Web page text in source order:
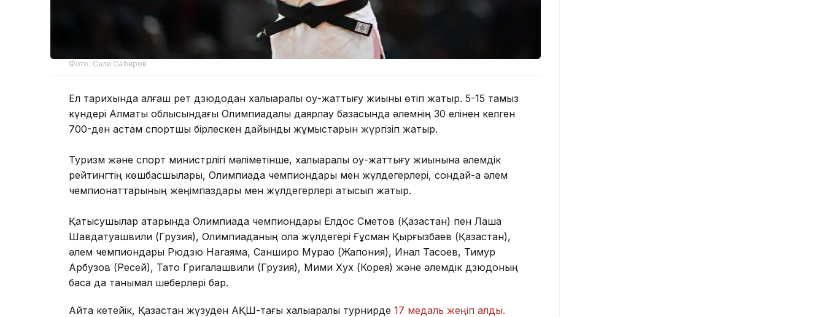
Фото: Сали Сабиров
Ел тарихында алғаш рет дзюдодан халықаралық оқу-жаттығу жиыны өтіп жатыр. 5-15 тамыз
күндері Алматы облысындағы Олимпиадалық даярлау базасында әлемнің 30 елінен келген
700-ден астам спортшы бірлескен дайындық жұмыстарын жүргізіп жатыр.
Туризм және спорт министрлігі мәліметінше, халықаралық оқу-жаттығу жиынына әлемдік
рейтингтің көшбасшылары, Олимпиада чемпиондары мен жүлдегерлері, сондай-ақ әлем
чемпионаттарының жеңімпаздары мен жүлдегерлері қатысып жатыр.
Қатысушылар қатарында Олимпиада чемпиондары Елдос Сметов (Қазақстан) пен Лаша
Шавдатуашвили (Грузия), Олимпиаданың қола жүлдегері Ғұсман Қырғызбаев (Қазақстан),
әлем чемпиондары Рюдзю Нагаяма, Санширо Мурао (Жапония), Инал Тасоев, Тимур
Арбузов (Ресей), Тато Григалашвили (Грузия), Мими Хух (Корея) және әлемдік дзюдоның
басқа да танымал шеберлері бар.
Айта кетейік, Қазақстан жүзуден АҚШ-тағы халықаралық турнирде 17 медаль жеңіп алды.